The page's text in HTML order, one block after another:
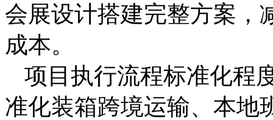
会展设计搭建完整方案，
成本。
项目执行流程标准化程
准化装箱跨境运输、本地